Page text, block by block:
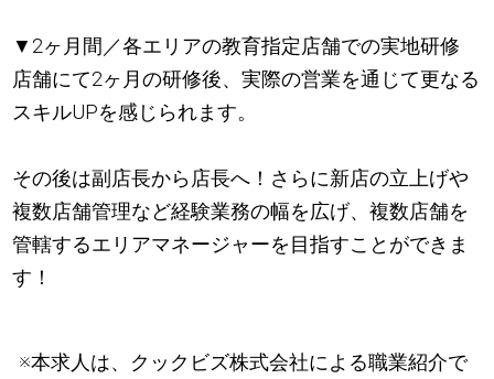
▼2ヶ月間／各エリアの教育指定店舗での実地研修
店舗にて2ヶ月の研修後、実際の営業を通じて更なる
スキルUPを感じられます。
その後は副店長から店長へ！さらに新店の立上げや
複数店舗管理など経験業務の幅を広げ、複数店舗を
管轄するエリアマネージャーを目指すことができま
す！
※本求人は、クックビズ株式会社による職業紹介で